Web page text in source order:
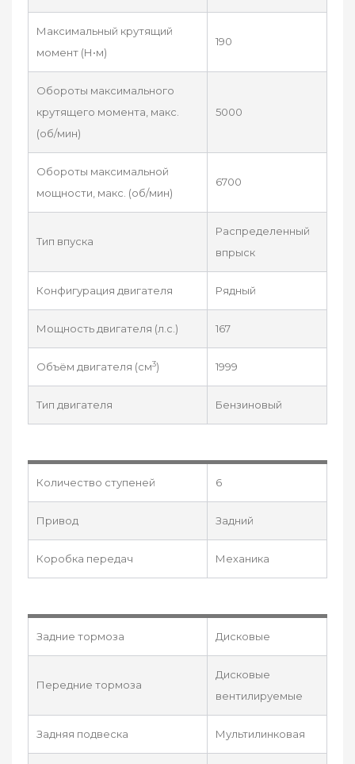
Максимальный крутящий
момент (Н•м)
190
Обороты максимального
крутящего момента, макс.
(об/мин)
5000
Обороты максимальной
мощности, макс. (об/мин)
6700
Тип впуска
Распределенный
впрыск
Конфигурация двигателя Рядный
Мощность двигателя (л.с.) 167
Объём двигателя (см3) 1999
Тип двигателя Бензиновый
Количество ступеней 6
Привод Задний
Коробка передач Механика
Задние тормоза Дисковые
Передние тормоза
Дисковые
вентилируемые
Задняя подвеска Мультилинковая